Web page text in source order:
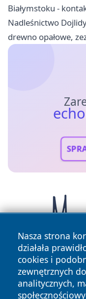
Białymstoku -
Nadleśnictwo
drewno opałowe,
Nasza strona
działała
cookies i
zewnętrznych
analitycznych,